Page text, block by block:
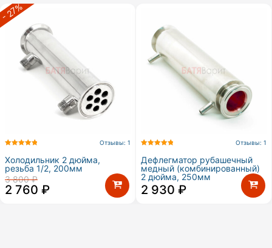
- 27%
Отзывы: 1
Холодильник 2 дюйма,
резьба 1/2, 200мм
3 800₽
Первоначальная
2 760 ₽Текущая
Отзывы: 1
Дефлегматор рубашечный
медный (комбинированный)
2 дюйма, 250мм
2 930 ₽